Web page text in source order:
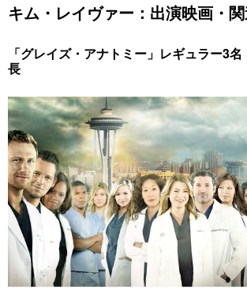
キム・レイヴァー：出演映画・
「グレイズ・アナトミー」レギュラー3
長